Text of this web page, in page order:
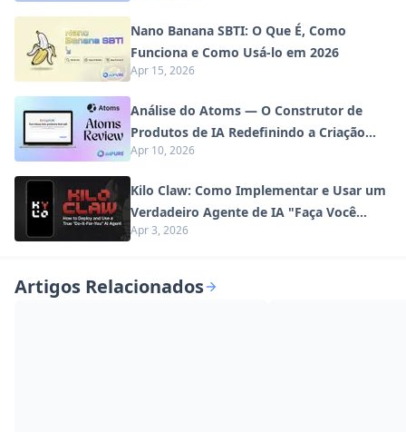
Nano Banana SBTI: O Que É, Como
Funciona e Como Usá-lo em 2026
Apr 15, 2026
Análise do Atoms — O Construtor de
Produtos de IA Redefinindo a Criação
Digital em 2026
Apr 10, 2026
Kilo Claw: Como Implementar e Usar um
Verdadeiro Agente de IA "Faça Você
Mesmo" (Atualização de 2026)
Apr 3, 2026
Artigos Relacionados